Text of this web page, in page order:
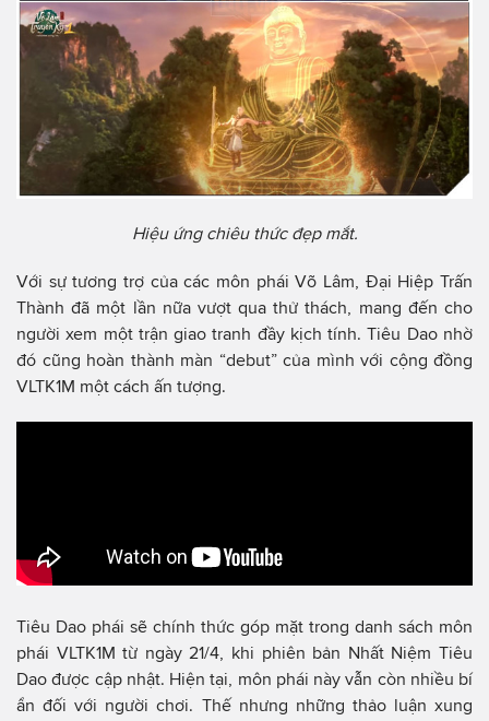
Hiệu ứng chiêu thức đẹp mắt.
Với sự tương trợ của các môn phái Võ Lâm, Đại Hiệp Trấn
Thành đã một lần nữa vượt qua thử thách, mang đến cho
người xem một trận giao tranh đầy kịch tính. Tiêu Dao nhờ
đó cũng hoàn thành màn “debut” của mình với cộng đồng
VLTK1M một cách ấn tượng.
Tiêu Dao phái sẽ chính thức góp mặt trong danh sách môn
phái VLTK1M từ ngày 21/4, khi phiên bản Nhất Niệm Tiêu
Dao được cập nhật. Hiện tại, môn phái này vẫn còn nhiều bí
ẩn đối với người chơi. Thế nhưng những thảo luận xung